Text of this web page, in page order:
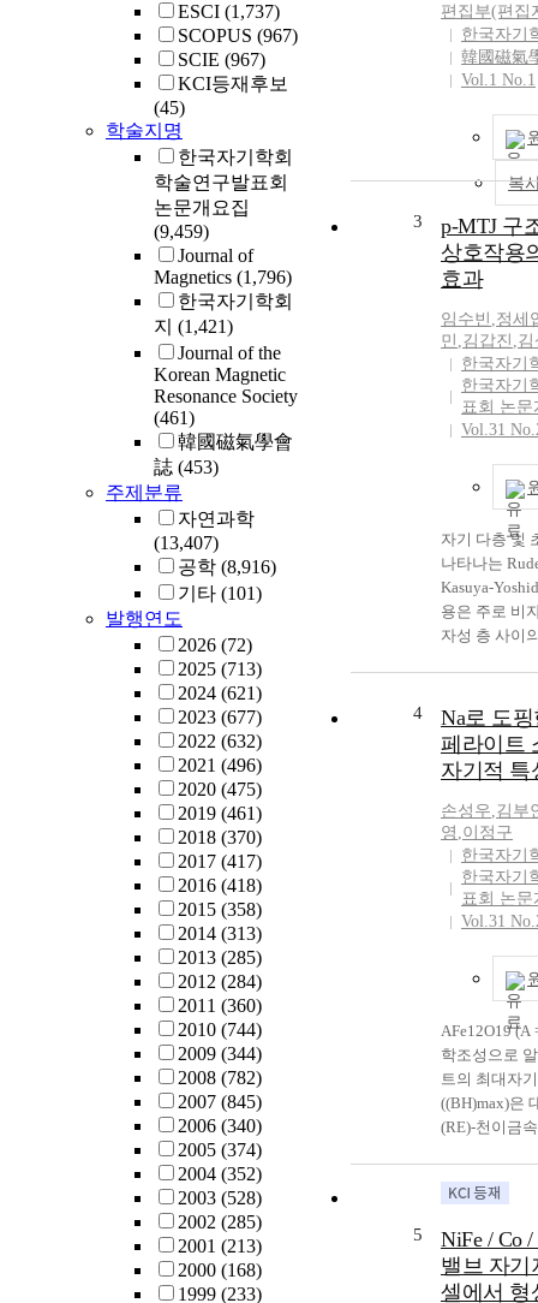
ESCI (1,737)
SCOPUS (967)
SCIE (967)
KCI등재후보
(45)
학술지명
한국자기학회
학술연구발표회
논문개요집
(9,459)
Journal of
Magnetics (1,796)
한국자기학회
지 (1,421)
Journal of the
Korean Magnetic
Resonance Society
(461)
韓國磁氣學會
誌 (453)
주제분류
자연과학
(13,407)
공학 (8,916)
기타 (101)
발행연도
2026 (72)
2025 (713)
2024 (621)
2023 (677)
2022 (632)
2021 (496)
2020 (475)
2019 (461)
2018 (370)
2017 (417)
2016 (418)
2015 (358)
2014 (313)
2013 (285)
2012 (284)
2011 (360)
2010 (744)
2009 (344)
2008 (782)
2007 (845)
2006 (340)
2005 (374)
2004 (352)
2003 (528)
2002 (285)
2001 (213)
2000 (168)
1999 (233)
편집부(편집
한국자기
韓國磁氣
Vol.1 No.1
복
3
p-MTJ 구
상호작용
효과
임수빈 ,정세
민 ,김갑진 ,
한국자기
한국자기
표회 논문
Vol.31
자기 다층 및
나타나는
Kasuya-
용은 주로 비
자성 층 사이
높이기 위해
조에 활용될
에는 열적 안
자기 터널 접
junction, p-
해 수직 자기
막의 RKKY
구가 발표되
토크를 활용
heating이 일
자의 자성 특
된다. 수직
니라, 교환 결
(exchange
등의 물성도
것으로 예상
물리 변수들
해하는 것이
호작용은 디
다고 알려져
구조에서의
한 연구는 활
4
Na로 도
페라이트
자기적 특
손성우,김부
영 ,이정구
한국자기
한국자기
표회 논문
Vol.31
AFe12O19 (A
학조성으로
트의 최대자
((BH)max)은
(RE)-천이금
트)로서 가격
을 가지고 있
영구자석 중
량을 유지하
5
NiFe / Co
밸브 자기
셀에서 형